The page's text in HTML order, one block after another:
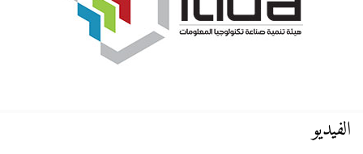
الفيديو